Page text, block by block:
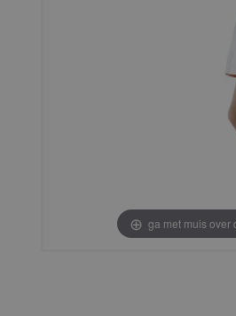
ga met muis over